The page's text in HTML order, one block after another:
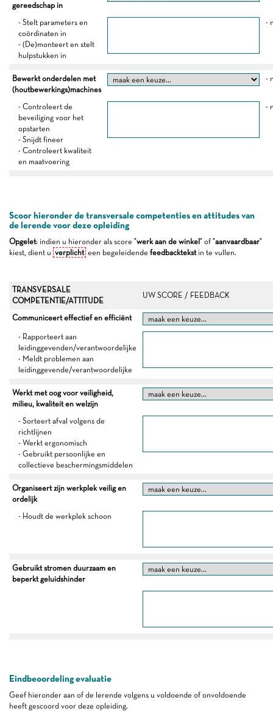
gereedschap in
- Stelt parameters en
coördinaten in
- (De)monteert en stelt
hulpstukken in
-
Bewerkt onderdelen met
(houtbewerkings)machines
-
- Controleert de
beveiliging voor het
opstarten
- Snijdt fineer
- Controleert kwaliteit
en maatvoering
-
Scoor hieronder de transversale competenties en attitudes van
de lerende voor deze opleiding
Opgelet: indien u hieronder als score "werk aan de winkel " of "aanvaardbaar"
kiest, dient u verplicht een begeleidende feedbacktekstin te vullen.
TRANSVERSALE
COMPETENTIE/ATTITUDE
UW SCORE / FEEDBACK
Communiceert effectief en efficiënt
- Rapporteert aan
leidinggevenden/verantwoordelijke
- Meldt problemen aan
leidinggevende/verantwoordelijke
Werkt met oog voor veiligheid,
milieu, kwaliteit en welzijn
- Sorteert afval volgens de
richtlijnen
- Werkt ergonomisch
- Gebruikt persoonlijke en
collectieve beschermingsmiddelen
Organiseert zijn werkplek veilig en
ordelijk
- Houdt de werkplek schoon
Gebruikt stromen duurzaam en
beperkt geluidshinder
Eindbeoordeling evaluatie
Geef hieronder aan of de lerende volgens u voldoende of onvoldoende
heeft gescoord voor deze opleiding.